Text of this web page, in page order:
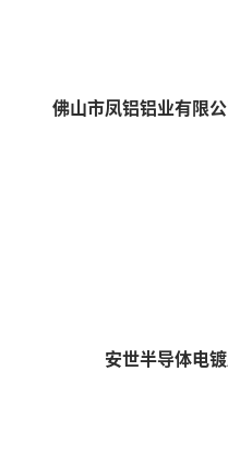
佛山市凤铝铝业有限
安世半导体电